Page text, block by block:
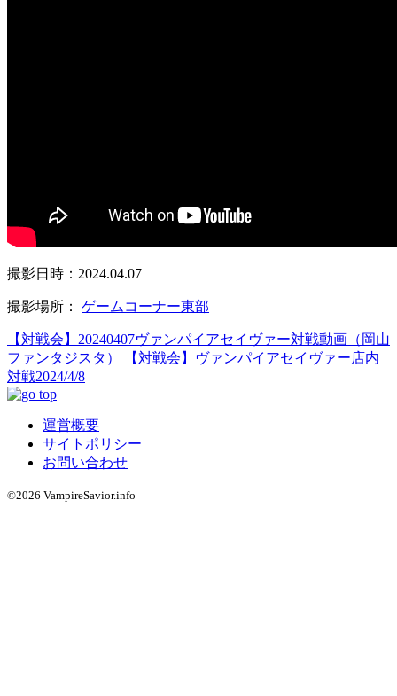
撮影日時：2024.04.07
撮影場所： ゲームコーナー東部
【対戦会】20240407ヴァンパイアセイヴァー対戦動画（岡山
ファンタジスタ）
【対戦会】ヴァンパイアセイヴァー店内
対戦2024/4/8
運営概要
サイトポリシー
お問い合わせ
©2026 VampireSavior.info